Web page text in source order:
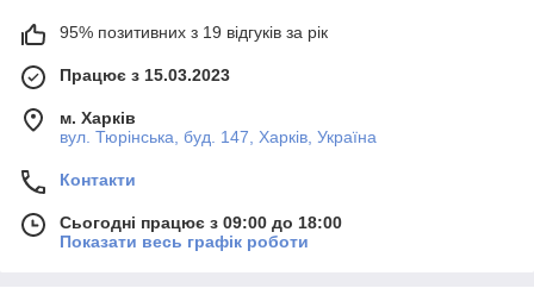
95% позитивних з 19 відгуків за рік
Працює з 15.03.2023
м. Харків
вул. Тюрінська, буд. 147, Харків, Україна
Контакти
Сьогодні працює з 09:00 до 18:00
Показати весь графік роботи